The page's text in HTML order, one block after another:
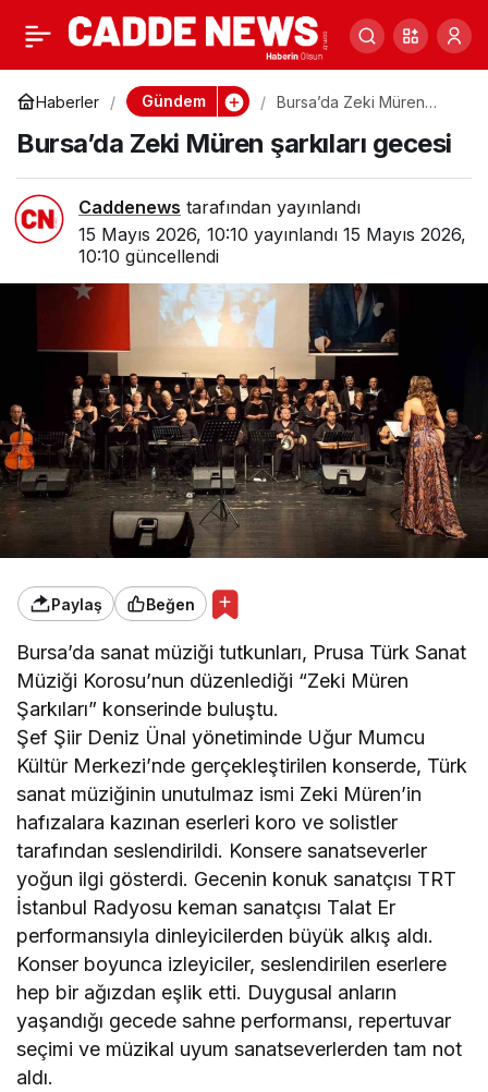
Haberler Gündem
Bursa’da Zeki Müren
Bursa’da Zeki Müren şarkıları gecesi
Caddenews tarafından yayınlandı
15 Mayıs 2026, 10:10 yayınlandı 15 Mayıs 2026,
10:10 güncellendi
Paylaş Beğen
Bursa’da sanat müziği tutkunları, Prusa Türk Sanat
Müziği Korosu’nun düzenlediği “Zeki Müren
Şarkıları” konserinde buluştu.
Şef Şiir Deniz Ünal yönetiminde Uğur Mumcu
Kültür Merkezi’nde gerçekleştirilen konserde, Türk
sanat müziğinin unutulmaz ismi Zeki Müren’in
hafızalara kazınan eserleri koro ve solistler
tarafından seslendirildi. Konsere sanatseverler
yoğun ilgi gösterdi. Gecenin konuk sanatçısı TRT
İstanbul Radyosu keman sanatçısı Talat Er
performansıyla dinleyicilerden büyük alkış aldı.
Konser boyunca izleyiciler, seslendirilen eserlere
hep bir ağızdan eşlik etti. Duygusal anların
yaşandığı gecede sahne performansı, repertuvar
seçimi ve müzikal uyum sanatseverlerden tam not
aldı.
Arnavutköy’de 10 bin
TL’lik market hırsızlığı
kamerada
Paylaş